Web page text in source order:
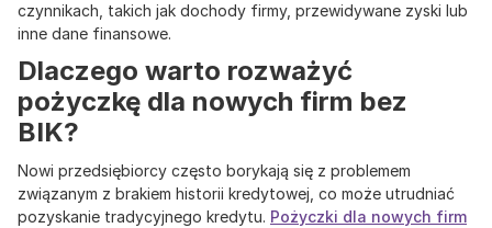
czynnikach, takich jak dochody firmy, przewidywane zyski lub
inne dane finansowe.
Dlaczego warto rozważyć
pożyczkę dla nowych firm bez
BIK?
Nowi przedsiębiorcy często borykają się z problemem
związanym z brakiem historii kredytowej, co może utrudniać
pozyskanie tradycyjnego kredytu. Pożyczki dla nowych firm